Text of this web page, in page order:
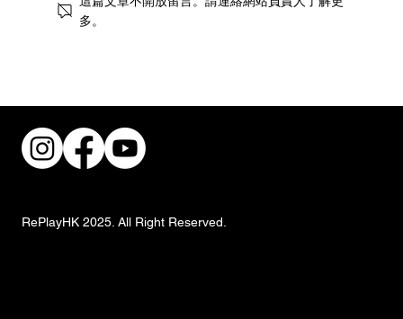
推「2025港人生日禮遇」
多。
RePlayHK 2025. All Right Reserved.